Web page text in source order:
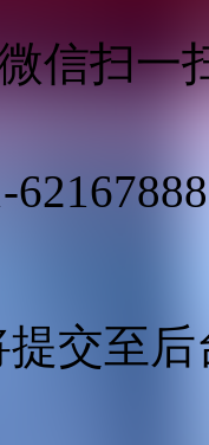
信扫一
62167888
交至